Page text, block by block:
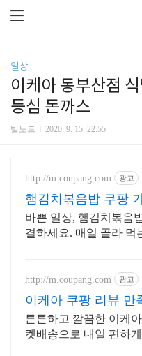
일상
이케아 동부산점
등심 돈까스
빌노트 2020. 9. 15. 22:55
http://m.coupang.com 광고
햄김치볶음밥 쿠팡
바쁜 일상, 햄김치볶음
결하세요. 매일 골라 먹
http://m.coupang.com 광고
이케아 쿠팡 리뷰 만
튼튼하고 깔끔한 이케
켓배송으로 내일 편하